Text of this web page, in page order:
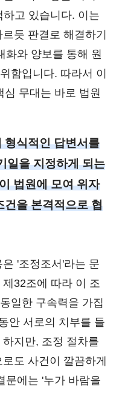
고 있습니다. 이는
듯 판결로 해결하기
화와 양보를 통해 원
함입니다. 따라서 이
무대는 바로 법원
형식적인 답변서를
일을 지정하게 되는
법원에 모여 위자
건을 본격적으로 협
'조정조서'라는 문
32조에 따라 이 조
일한 구속력을 가집
안 서로의 치부를 들
지만, 조정 절차를
도 사건이 깔끔하게
문에는 '누가 바람을